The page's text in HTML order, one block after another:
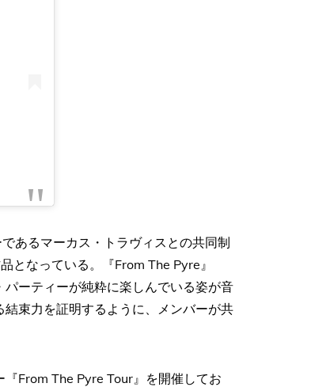
あるマーカス・トラヴィスとの共同制
となっている。『From The Pyre』
ーティーが純粋に楽しんでいる姿が音
束力を証明するように、メンバーが共
From The Pyre Tour』を開催してお